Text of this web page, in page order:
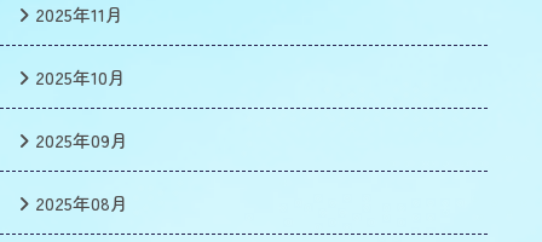
2025年11月
2025年10月
2025年09月
2025年08月